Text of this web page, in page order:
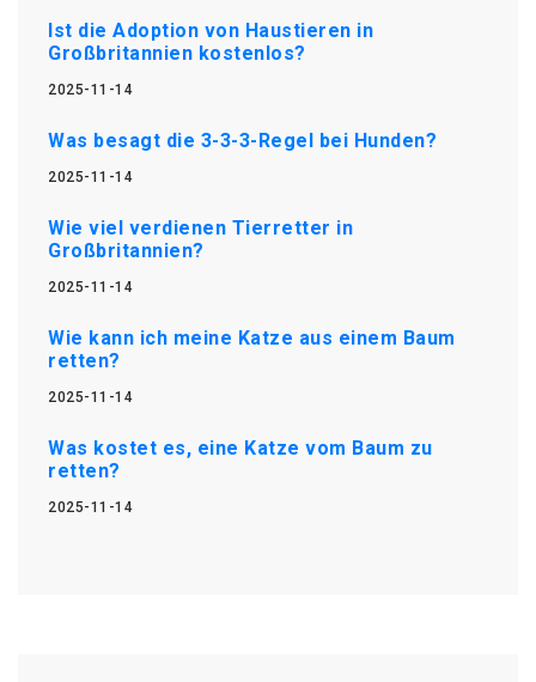
Ist die Adoption von Haustieren in
Großbritannien kostenlos?
2025-11-14
Was besagt die 3-3-3-Regel bei Hunden?
2025-11-14
Wie viel verdienen Tierretter in
Großbritannien?
2025-11-14
Wie kann ich meine Katze aus einem Baum
retten?
2025-11-14
Was kostet es, eine Katze vom Baum zu
retten?
2025-11-14